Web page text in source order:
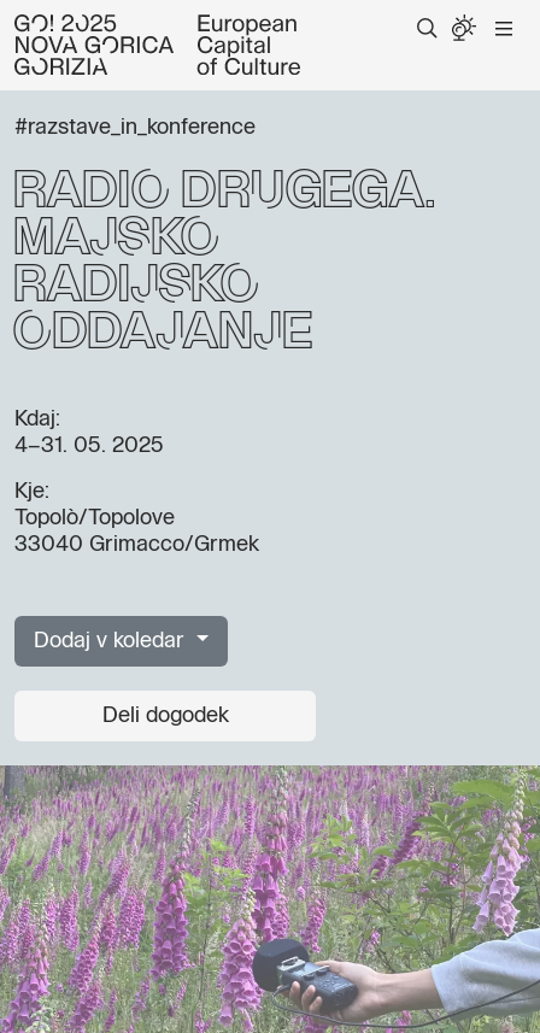
#razstave_in_konference
Radio Drugega:
majsko
radijsko
oddajanje
Kdaj:
4–31. 05. 2025
Kje:
Topolò/Topolove
33040 Grimacco/Grmek
Dodaj v koledar
Deli dogodek